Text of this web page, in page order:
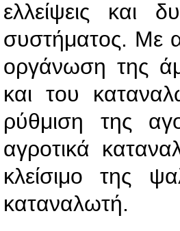
ελλείψεις και
συστήματος. Με
οργάνωση της
και του
ρύθμιση της
αγροτικά
κλείσιμο της
καταναλωτή.